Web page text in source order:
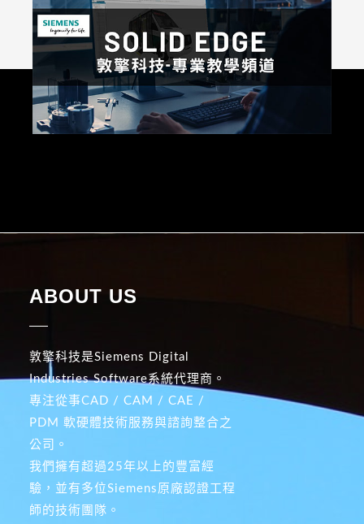
ABOUT US
敦擎科技是Siemens Digital
Industries Software系統代理商。
專注從事CAD / CAM / CAE /
PDM 軟硬體技術服務與諮詢整合之
公司。
我們擁有超過25年以上的豐富經
驗，並有多位Siemens原廠認證工程
師的技術團隊。